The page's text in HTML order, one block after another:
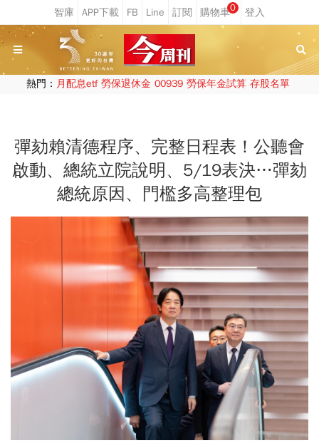
0
熱門： 月配息etf 勞保退休金 00939 勞保年金試算 存股名單
彈劾賴清德程序、完整日程表！公聽會
啟動、總統立院說明、5/19表決…彈劾
總統原因、門檻多高整理包